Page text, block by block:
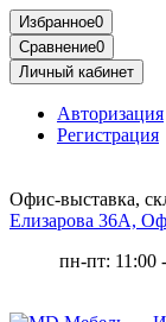
Избранное0
Сравнение0
Личный кабинет
Авторизация
Регистрация
Офис-выставка,
Елизарова 36А,
пн-пт: 11:00